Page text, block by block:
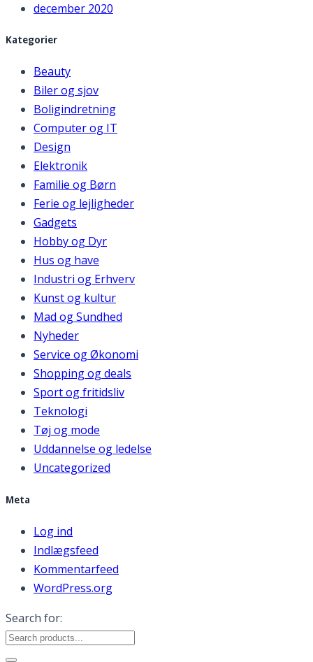
december 2020
Kategorier
Beauty
Biler og sjov
Boligindretning
Computer og IT
Design
Elektronik
Familie og Børn
Ferie og lejligheder
Gadgets
Hobby og Dyr
Hus og have
Industri og Erhverv
Kunst og kultur
Mad og Sundhed
Nyheder
Service og Økonomi
Shopping og deals
Sport og fritidsliv
Teknologi
Tøj og mode
Uddannelse og ledelse
Uncategorized
Meta
Log ind
Indlægsfeed
Kommentarfeed
WordPress.org
Search for: